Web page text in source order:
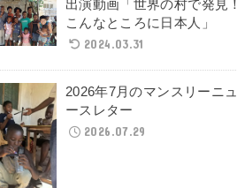
出演動画「世界の村で発見！
こんなところに日本人」
2024.03.31
2026年7月のマンスリーニュ
ースレター
2026.07.29